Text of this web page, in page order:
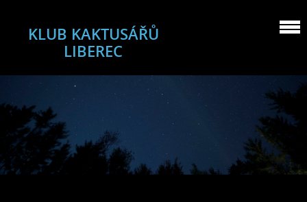
KLUB KAKTUSÁŘŮ
LIBEREC